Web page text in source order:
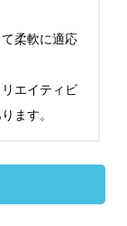
柔軟に適応
エイティビ
ます。